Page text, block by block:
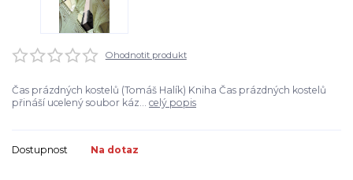
Ohodnotit produkt
Čas prázdných kostelů (Tomáš Halík) Kniha Čas prázdných kostelů
přináší ucelený soubor káz... celý popis
Dostupnost Na dotaz